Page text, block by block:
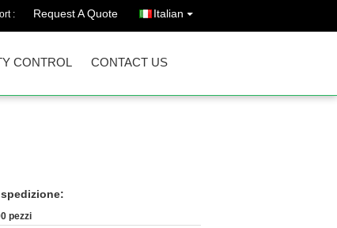
: Request A Quote Italian
CONTROL CONTACT US
pezzi